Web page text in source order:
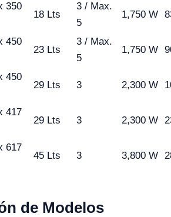
350
18 Lts
3 / Max.
5
1,750 W
450
23 Lts
3 / Max.
5
1,750 W
450
29 Lts 3 2,300 W
417
29 Lts 3 2,300 W
617
45 Lts 3 3,800 W
de Modelos